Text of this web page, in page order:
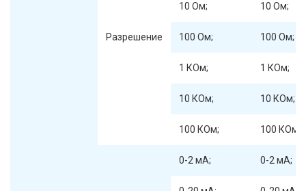
Разрешение
10 Ом; 10 Ом;
100 Ом; 100 Ом;
1 КОм; 1 КОм;
10 КОм; 10 КОм;
100 КОм; 100 КОм;
0-2 мА; 0-2 мА;